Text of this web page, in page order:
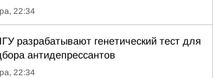
22:34
разрабатывают генетический тест для
антидепрессантов
22:34